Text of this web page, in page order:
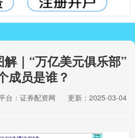
｜“万亿美元俱乐部”
成员是谁？
台：证券配资网
更新：2025-03-04